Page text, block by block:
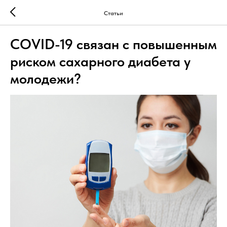
Статьи
COVID-19 связан с повышенным
риском сахарного диабета у
молодежи?